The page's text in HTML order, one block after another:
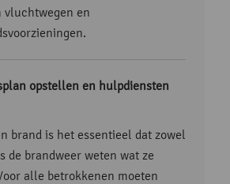
vluchtwegen en
opstellen en hulpdiensten
brand is het essentieel dat zowel
de brandweer weten wat ze
alle betrokkenen moeten